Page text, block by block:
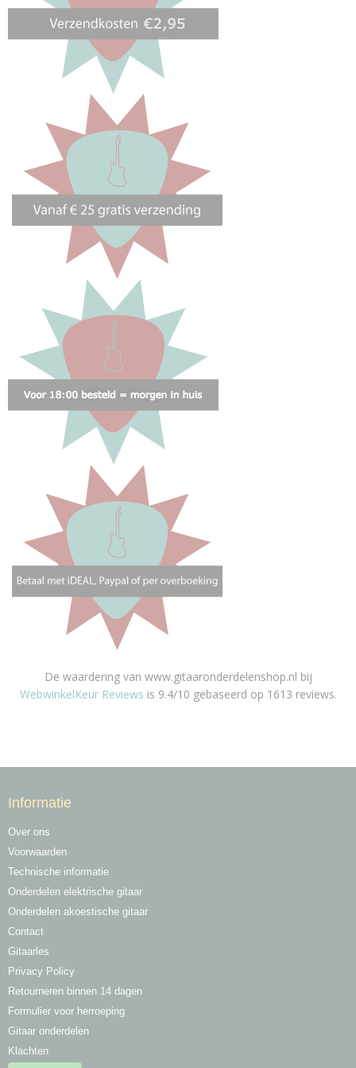
De waardering van www.gitaaronderdelenshop.nl bij
WebwinkelKeur Reviews is 9.4/10 gebaseerd op 1613 reviews.
Informatie
Over ons
Voorwaarden
Technische informatie
Onderdelen elektrische gitaar
Onderdelen akoestische gitaar
Contact
Gitaarles
Privacy Policy
Retourneren binnen 14 dagen
Formulier voor herroeping
Gitaar onderdelen
Klachten